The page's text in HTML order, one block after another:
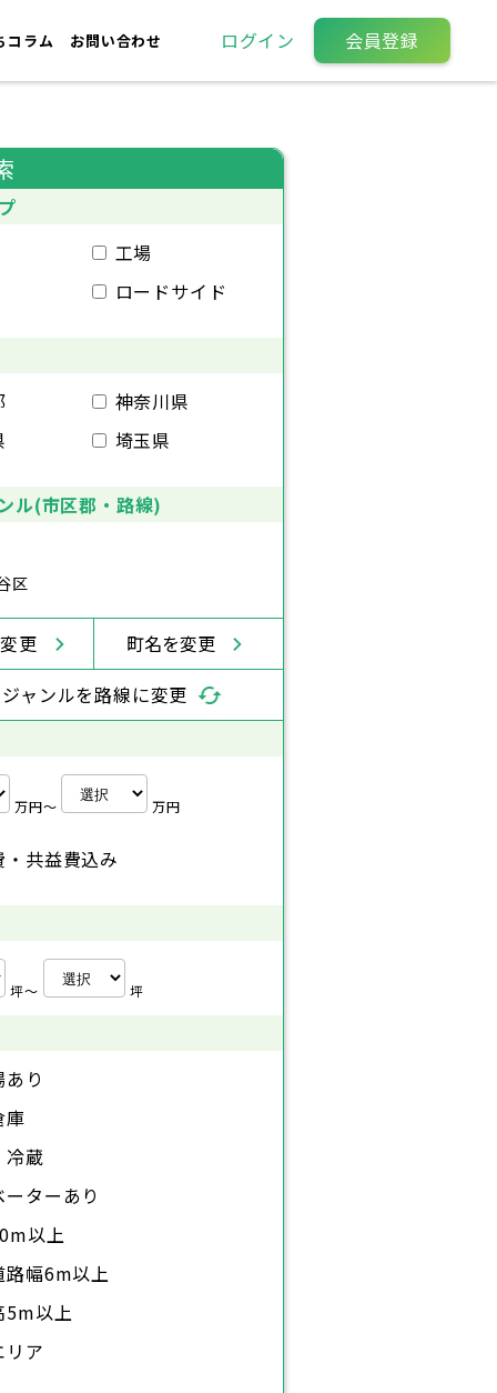
コラム お問い合わせ ログイン 会員登録
工場
ロードサイド
神奈川県
埼玉県
ル(市区郡・路線)
区
更
町名を変更
ャンルを路線に変更
万円〜 万円
・共益費込み
坪〜 坪
り
庫
冷蔵
ターあり
以上
路幅6m以上
5m以上
リア